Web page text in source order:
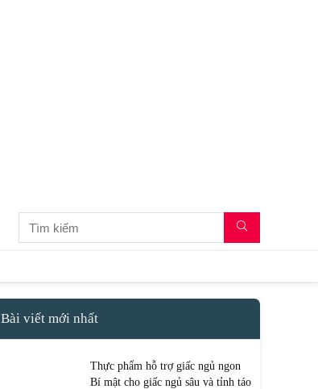
Bài viết mới nhất
Thực phẩm hỗ trợ giấc ngủ ngon
Bí mật cho giấc ngủ sâu và tỉnh táo